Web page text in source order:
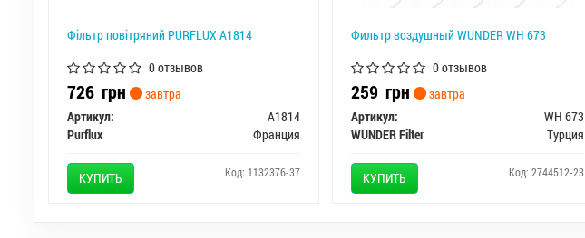
Фiльтр повiтряний PURFLUX A1814
0 отзывов
726 грн
завтра
Артикул:
A1814
Purflux
Франция
КУПИТЬ Код: 1132376-37
Фильтр воздушный WUNDER WH 673
0 отзывов
259 грн
завтра
Артикул:
WH 673
WUNDER Filter
Турция
КУПИТЬ Код: 2744512-23